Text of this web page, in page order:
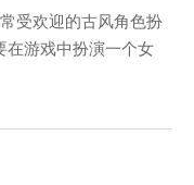
受欢迎的古风角色扮
在游戏中扮演一个女
希望对玩家有所帮